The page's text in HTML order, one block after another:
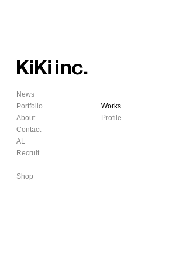
News
Portfolio
About
Contact
AL
Recruit
Shop
Works
Profile